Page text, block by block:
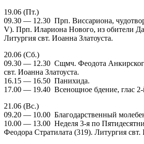
19.06 (Пт.)
09.30 — 12.30 Прп. Виссариона,
V). Прп. Илариона Нового, из обители
Литургия свт. Иоанна Златоуста.
20.06 (Сб.)
09.30 — 12.30 Сщмч. Феодота
свт. Иоанна Златоуста.
16.15 — 16.50 Панихида.
17.00 — 19.40 Всенощное бдение, глас
21.06 (Вс.)
09.20 — 10.00 Благодарственный
10.00 — 13.00 Неделя 3-я по
Феодора Стратилата (319). Литургия свт.